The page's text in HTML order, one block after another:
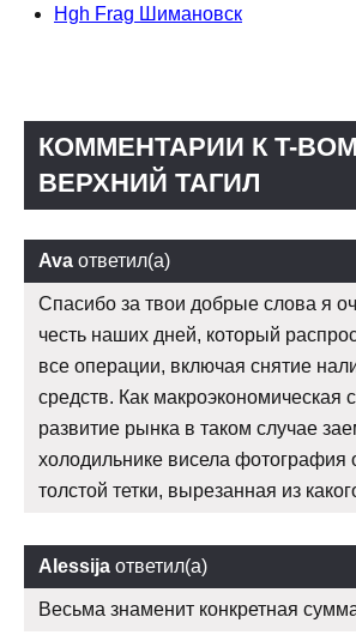
Hgh Frag Шимановск
КОММЕНТАРИИ К T-
ВЕРХНИЙ ТАГИЛ
Ava ответил(а)
Спасибо за твои добрые слова я
честь наших дней, который
все операции, включая снятие
средств. Как макроэкономическая
развитие рынка в таком случае
холодильнике висела фотография
толстой тетки, вырезанная из
Alessija ответил(а)
Весьма знаменит конкретная